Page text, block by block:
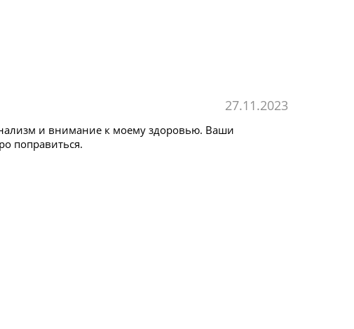
27.11.2023
и внимание к моему здоровью. Ваши
поправиться.